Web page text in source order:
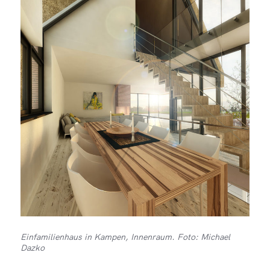
Einfamilienhaus in Kampen, Innenraum. Foto: Michael
Dazko